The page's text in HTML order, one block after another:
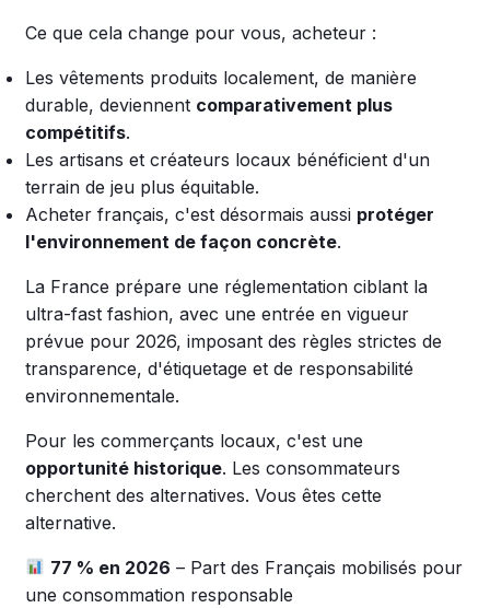
Ce que cela change pour vous, acheteur :
Les vêtements produits localement, de manière
durable, deviennent comparativement plus
compétitifs.
Les artisans et créateurs locaux bénéficient d'un
terrain de jeu plus équitable.
Acheter français, c'est désormais aussi protéger
l'environnement de façon concrète.
La France prépare une réglementation ciblant la
ultra-fast fashion, avec une entrée en vigueur
prévue pour 2026, imposant des règles strictes de
transparence, d'étiquetage et de responsabilité
environnementale.
Pour les commerçants locaux, c'est une
opportunité historique. Les consommateurs
cherchent des alternatives. Vous êtes cette
alternative.
77 % en 2026 – Part des Français mobilisés pour
une consommation responsable